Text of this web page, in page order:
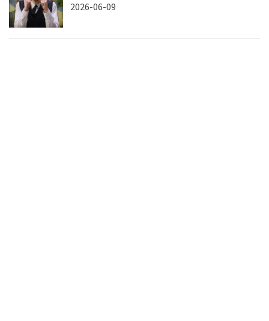
2026-06-09